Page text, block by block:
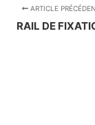
ARTICLE
RAIL DE